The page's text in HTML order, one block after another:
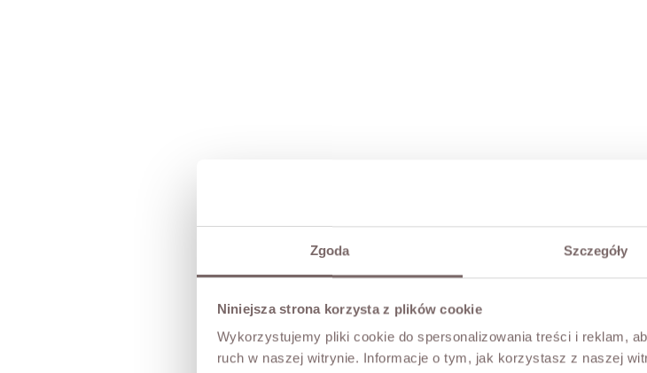
Zgoda Szczegóły
Niniejsza strona korzysta z plików cookie
Wykorzystujemy pliki cookie do spersonalizowania treści i reklam,
ruch w naszej witrynie. Informacje o tym, jak korzystasz z naszej